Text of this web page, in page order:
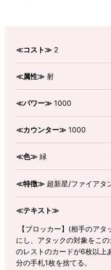
≪コスト≫ 2
≪属性≫ 射
≪パワー≫ 1000
≪カウンター≫ 1000
≪色≫ 緑
≪特徴≫ 超新星/ファイアタ
≪テキスト≫
【ブロッカー】(相手のアタ
にし、アタックの対象をこ
のレストのカードが6枚以上
分の手札1枚を捨てる。